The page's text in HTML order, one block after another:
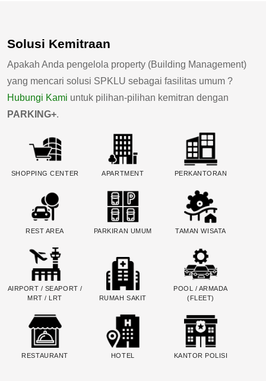
Solusi Kemitraan
Apakah Anda pengelola property (Building Management)
yang mencari solusi SPKLU sebagai fasilitas umum ?
Hubungi Kami untuk pilihan-pilihan kemitran dengan
PARKING+.
SHOPPING CENTER APARTMENT PERKANTORAN
REST AREA PARKIRAN UMUM TAMAN WISATA
AIRPORT / SEAPORT /
MRT / LRT
RUMAH SAKIT
POOL / ARMADA
(FLEET)
RESTAURANT HOTEL KANTOR POLISI